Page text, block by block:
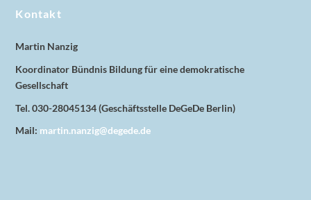
Kontakt
Martin Nanzig
Koordinator Bündnis Bildung für eine demokratische
Gesellschaft
Tel. 030-28045134 (Geschäftsstelle DeGeDe Berlin)
Mail: martin.nanzig@degede.de